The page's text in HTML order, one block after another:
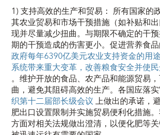
1)支持高效的生产和贸易： 所有国家的
其农业贸易和市场干预措施（如补贴和
现并尽量减少扭曲。与期限不确定的干
期的干预造成的伤害更小。促进营养食
政府每年6390亿美元农业支持资金的用途
系统带来重大变革，改善粮食安全并使
。维护开放的食品、农产品和能源贸易
曲，避免其阻碍高效的生产。各国应落
织第十二届部长级会议上做出的承诺，
肥出口设置限制并实施贸易便利化措施
方面对相关法规做出澄清，以便化肥等